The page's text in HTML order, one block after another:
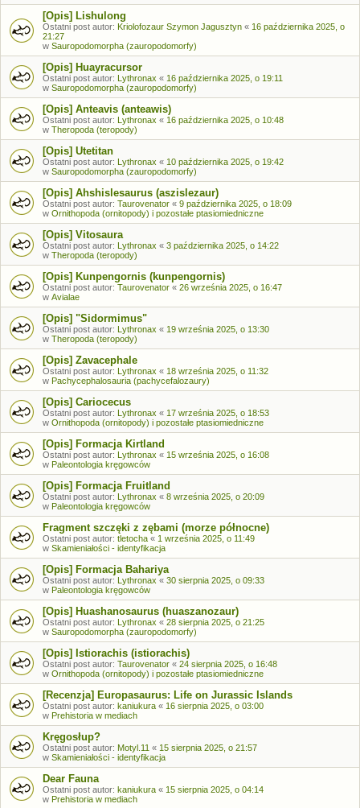
[Opis] Lishulong
Ostatni post autor: Kriolofozaur Szymon Jagusztyn « 16 października 2025, o
21:27
w Sauropodomorpha (zauropodomorfy)
[Opis] Huayracursor
Ostatni post autor: Lythronax « 16 października 2025, o 19:11
w Sauropodomorpha (zauropodomorfy)
[Opis] Anteavis (anteawis)
Ostatni post autor: Lythronax « 16 października 2025, o 10:48
w Theropoda (teropody)
[Opis] Utetitan
Ostatni post autor: Lythronax « 10 października 2025, o 19:42
w Sauropodomorpha (zauropodomorfy)
[Opis] Ahshislesaurus (aszislezaur)
Ostatni post autor: Taurovenator « 9 października 2025, o 18:09
w Ornithopoda (ornitopody) i pozostałe ptasiomiedniczne
[Opis] Vitosaura
Ostatni post autor: Lythronax « 3 października 2025, o 14:22
w Theropoda (teropody)
[Opis] Kunpengornis (kunpengornis)
Ostatni post autor: Taurovenator « 26 września 2025, o 16:47
w Avialae
[Opis] "Sidormimus"
Ostatni post autor: Lythronax « 19 września 2025, o 13:30
w Theropoda (teropody)
[Opis] Zavacephale
Ostatni post autor: Lythronax « 18 września 2025, o 11:32
w Pachycephalosauria (pachycefalozaury)
[Opis] Cariocecus
Ostatni post autor: Lythronax « 17 września 2025, o 18:53
w Ornithopoda (ornitopody) i pozostałe ptasiomiedniczne
[Opis] Formacja Kirtland
Ostatni post autor: Lythronax « 15 września 2025, o 16:08
w Paleontologia kręgowców
[Opis] Formacja Fruitland
Ostatni post autor: Lythronax « 8 września 2025, o 20:09
w Paleontologia kręgowców
Fragment szczęki z zębami (morze północne)
Ostatni post autor: tletocha « 1 września 2025, o 11:49
w Skamieniałości - identyfikacja
[Opis] Formacja Bahariya
Ostatni post autor: Lythronax « 30 sierpnia 2025, o 09:33
w Paleontologia kręgowców
[Opis] Huashanosaurus (huaszanozaur)
Ostatni post autor: Lythronax « 28 sierpnia 2025, o 21:25
w Sauropodomorpha (zauropodomorfy)
[Opis] Istiorachis (istiorachis)
Ostatni post autor: Taurovenator « 24 sierpnia 2025, o 16:48
w Ornithopoda (ornitopody) i pozostałe ptasiomiedniczne
[Recenzja] Europasaurus: Life on Jurassic Islands
Ostatni post autor: kaniukura « 16 sierpnia 2025, o 03:00
w Prehistoria w mediach
Kręgosłup?
Ostatni post autor: Motyl.11 « 15 sierpnia 2025, o 21:57
w Skamieniałości - identyfikacja
Dear Fauna
Ostatni post autor: kaniukura « 15 sierpnia 2025, o 04:14
w Prehistoria w mediach